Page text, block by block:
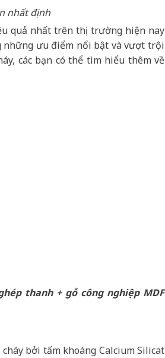
nhất định
quả nhất trên thị trường hiện nay
những ưu điểm nổi bật và vượt trội
các bạn có thể tìm hiểu thêm về
thanh + gỗ công nghiệp MDF
bởi tấm khoáng Calcium Silicat